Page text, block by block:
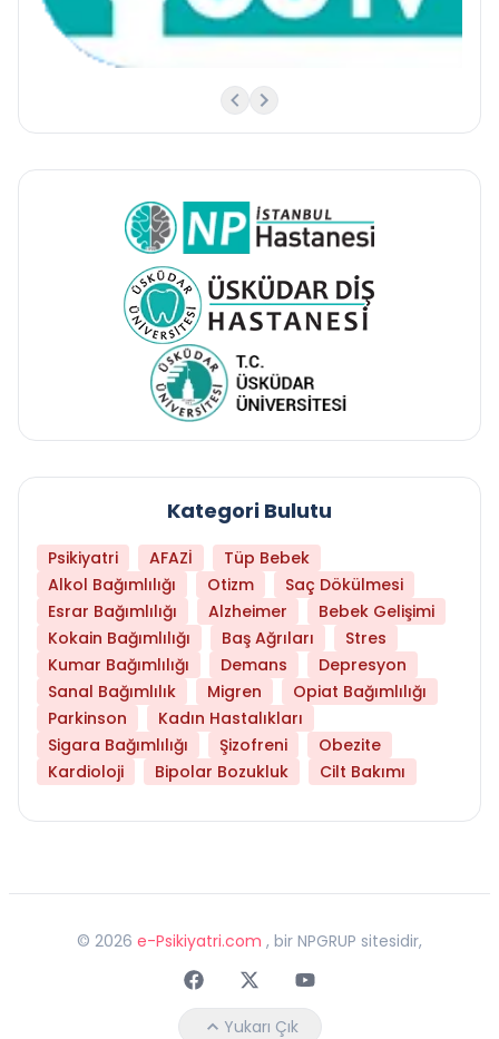
Kategori Bulutu
Psikiyatri AFAZİ
Tüp Bebek
Alkol Bağımlılığı
Otizm
Saç Dökülmesi
Esrar Bağımlılığı
Alzheimer
Bebek Gelişimi
Kokain Bağımlılığı
Baş Ağrıları
Stres
Kumar Bağımlılığı
Demans
Depresyon
Sanal Bağımlılık
Migren
Opiat Bağımlılığı
Parkinson
Kadın Hastalıkları
Sigara Bağımlılığı
Şizofreni
Obezite
Kardioloji
Bipolar Bozukluk Cilt Bakımı
© 2026 e-Psikiyatri.com , bir NPGRUP sitesidir,
FaceebokTwitterYoutube
Yukarı Çık